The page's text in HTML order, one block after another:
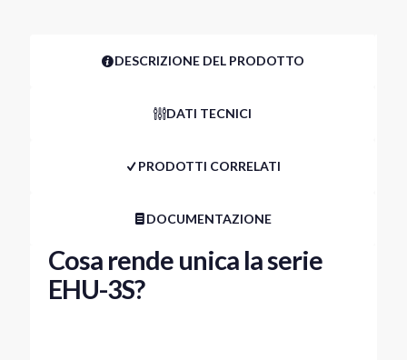
DESCRIZIONE DEL PRODOTTO
DATI TECNICI
PRODOTTI CORRELATI
DOCUMENTAZIONE
Cosa rende unica la serie
EHU-3S?